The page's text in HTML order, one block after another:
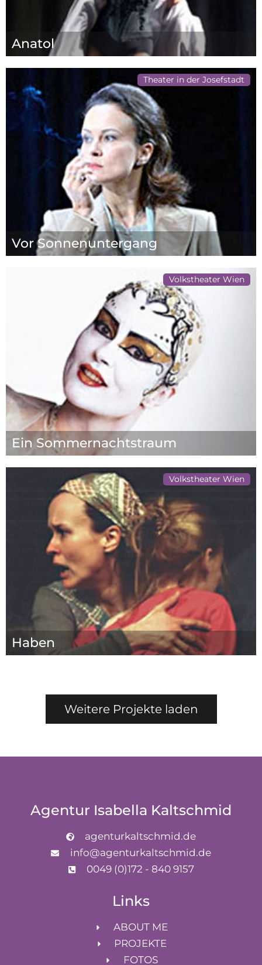
Anatol
Theater in der Josefstadt
Vor Sonnenuntergang
Volkstheater Wien
Ein Sommernachtstraum
Volkstheater Wien
Haben
Weitere Projekte laden
Agentur Isabella Kaltschmid
agenturkaltschmid.de
info@agenturkaltschmid.de
0049 (0)172 - 840 9157
Links
ABOUT ME
PROJEKTE
FOTOS